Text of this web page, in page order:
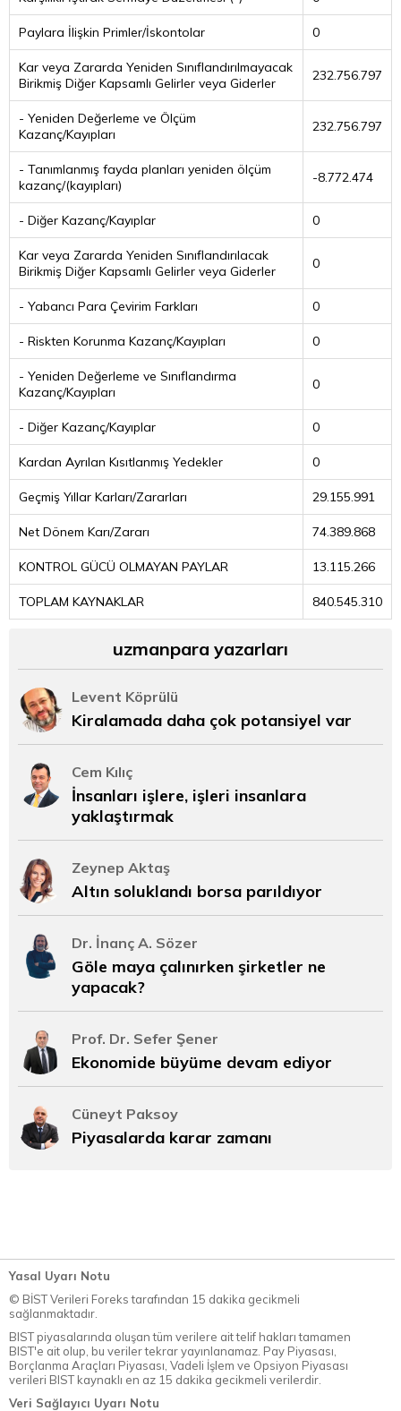
Paylara İlişkin Primler/İskontolar 0
Kar veya Zararda Yeniden Sınıflandırılmayacak
Birikmiş Diğer Kapsamlı Gelirler veya Giderler
232.756.797
- Yeniden Değerleme ve Ölçüm
Kazanç/Kayıpları
232.756.797
- Tanımlanmış fayda planları yeniden ölçüm
kazanç/(kayıpları)
-8.772.474
- Diğer Kazanç/Kayıplar 0
Kar veya Zararda Yeniden Sınıflandırılacak
Birikmiş Diğer Kapsamlı Gelirler veya Giderler
0
- Yabancı Para Çevirim Farkları 0
- Riskten Korunma Kazanç/Kayıpları 0
- Yeniden Değerleme ve Sınıflandırma
Kazanç/Kayıpları
0
- Diğer Kazanç/Kayıplar 0
Kardan Ayrılan Kısıtlanmış Yedekler 0
Geçmiş Yıllar Karları/Zararları 29.155.991
Net Dönem Karı/Zararı 74.389.868
KONTROL GÜCÜ OLMAYAN PAYLAR 13.115.266
TOPLAM KAYNAKLAR 840.545.310
uzmanpara yazarları
Levent Köprülü
Kiralamada daha çok potansiyel var
Cem Kılıç
İnsanları işlere, işleri insanlara
yaklaştırmak
Zeynep Aktaş
Altın soluklandı borsa parıldıyor
Dr. İnanç A. Sözer
Göle maya çalınırken şirketler ne
yapacak?
Prof. Dr. Sefer Şener
Ekonomide büyüme devam ediyor
Cüneyt Paksoy
Piyasalarda karar zamanı
Yasal Uyarı Notu
© BİST Verileri Foreks tarafından 15 dakika gecikmeli
sağlanmaktadır.
BIST piyasalarında oluşan tüm verilere ait telif hakları tamamen
BIST'e ait olup, bu veriler tekrar yayınlanamaz. Pay Piyasası,
Borçlanma Araçları Piyasası, Vadeli İşlem ve Opsiyon Piyasası
verileri BIST kaynaklı en az 15 dakika gecikmeli verilerdir.
Veri Sağlayıcı Uyarı Notu